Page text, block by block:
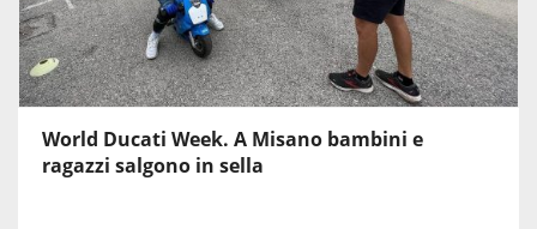
World Ducati Week. A Misano bambini e
ragazzi salgono in sella